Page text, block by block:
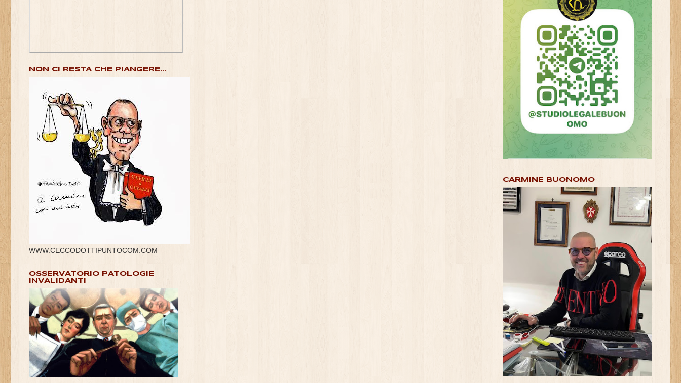
NON CI RESTA CHE PIANGERE...
WWW.CECCODOTTIPUNTOCOM.COM
OSSERVATORIO PATOLOGIE
INVALIDANTI
CARMINE BUONOMO